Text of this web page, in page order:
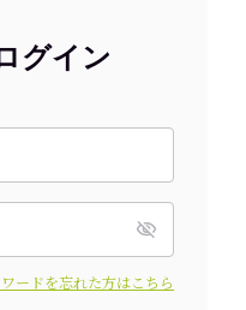
グイン
ードを忘れた方はこちら